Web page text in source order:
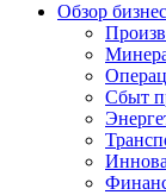
Обзор
Сбыт